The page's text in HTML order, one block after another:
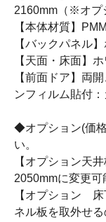
2160mm（※オプ
【本体材質】
【バックパネル
【天面・床面】ホ
【前面ドア】両
ンフィルム貼付：
◆オプション(価
い。
【オプション天
2050mmに変更可
【オプション
ネル板を取外せ